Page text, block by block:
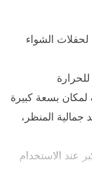
الشواء
لمكان بسعة كبيرة
المنظر،
عند الاستخدام